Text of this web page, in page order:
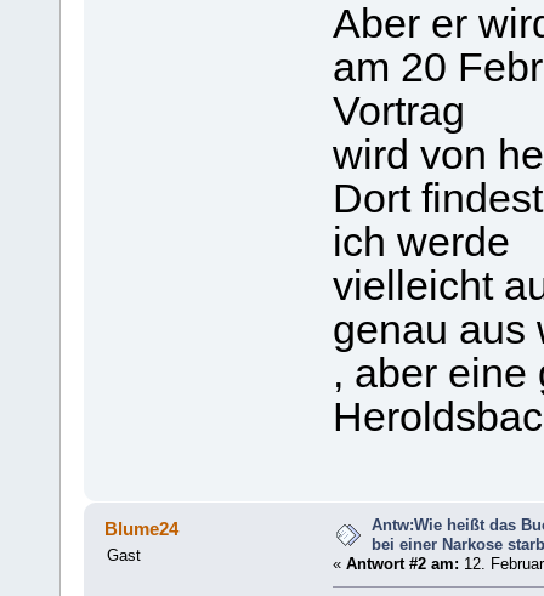
Aber er
am 20
Vortrag
wird von
Dort
ich werde
vielleicht
genau aus
, aber eine
Blume24
Gast
Antw:Wie heißt das
bei einer Narkose
« Antwort #2 am: 12.